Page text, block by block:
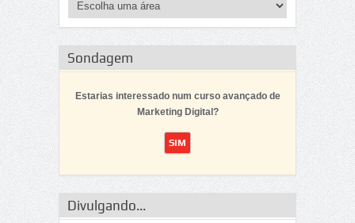
Sondagem
Estarias interessado num curso avançado de
Marketing Digital?
Divulgando...